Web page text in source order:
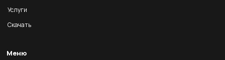
Услуги
Скачать
Меню